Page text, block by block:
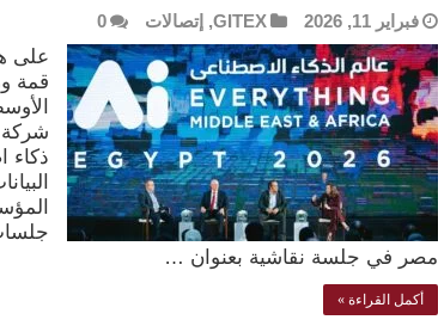
فبراير 11, 2026 GITEX
, إتصالات 0
على
شركة
ذكاء
مصر في جلسة نقاشية بعنوان …
أكمل القراءة »